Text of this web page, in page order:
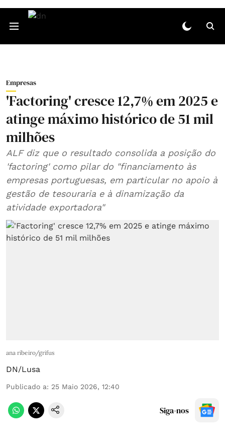
Empresas
'Factoring' cresce 12,7% em 2025 e
atinge máximo histórico de 51 mil
milhões
ALF diz que o resultado consolida a posição do
'factoring' como pilar do "financiamento às
empresas portuguesas, em particular no apoio à
gestão de tesouraria e à dinamização da
atividade exportadora"
ana ribeiro/grifus
DN/Lusa
Publicado a: 25 Maio 2026, 12:40
Siga-nos